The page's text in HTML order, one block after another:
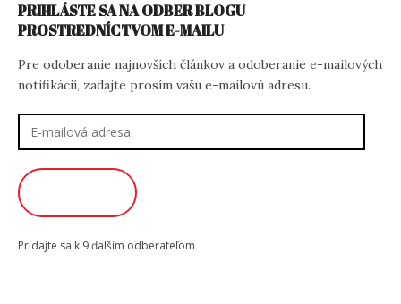
PRIHLÁSTE SA NA ODBER BLOGU
PROSTREDNÍCTVOM E-MAILU
Pre odoberanie najnovších článkov a odoberanie e-mailových
notifikácií, zadajte prosím vašu e-mailovú adresu.
adresa
Pridajte sa k 9 ďalším odberateľom